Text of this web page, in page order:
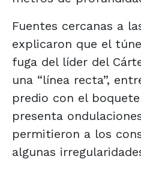
Fuentes cercanas a
explicaron que el
fuga del líder del
una “línea recta”,
predio con el
presenta
permitieron a los
algunas